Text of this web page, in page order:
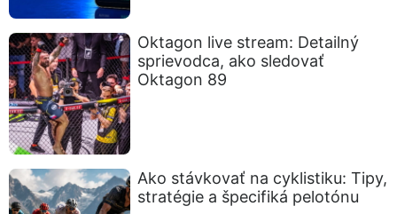
Oktagon live stream: Detailný
sprievodca, ako sledovať
Oktagon 89
Ako stávkovať na cyklistiku: Tipy,
stratégie a špecifiká pelotónu